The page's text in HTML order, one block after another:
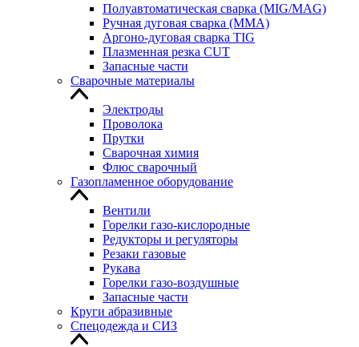
Полуавтоматическая сварка (MIG/MAG)
Ручная дуговая сварка (MMA)
Аргоно-дуговая сварка TIG
Плазменная резка CUT
Запасные части
Сварочные материалы
Электроды
Проволока
Прутки
Сварочная химия
Флюс сварочный
Газопламенное оборудование
Вентили
Горелки газо-кислородные
Редукторы и регуляторы
Резаки газовые
Рукава
Горелки газо-воздушные
Запасные части
Круги абразивные
Спецодежда и СИЗ